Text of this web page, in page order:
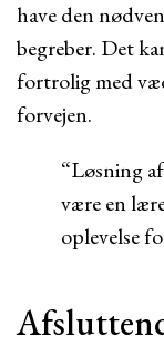
have den
begreber. Det
fortrolig med
forvejen.
“Løsning
være en
oplevelse